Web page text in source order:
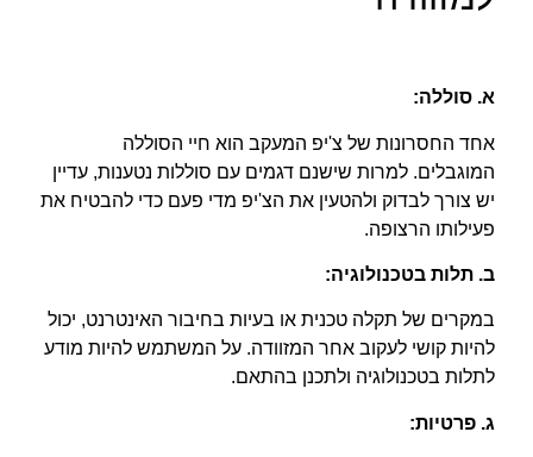
א. סוללה:
אחד החסרונות של צ'יפ המעקב הוא חיי הסוללה
המוגבלים. למרות שישנם דגמים עם סוללות נטענות, עדיין
יש צורך לבדוק ולהטעין את הצ'יפ מדי פעם כדי להבטיח את
פעילותו הרצופה.
ב. תלות בטכנולוגיה:
במקרים של תקלה טכנית או בעיות בחיבור האינטרנט, יכול
להיות קושי לעקוב אחר המזוודה. על המשתמש להיות מודע
לתלות בטכנולוגיה ולתכנן בהתאם.
ג. פרטיות: